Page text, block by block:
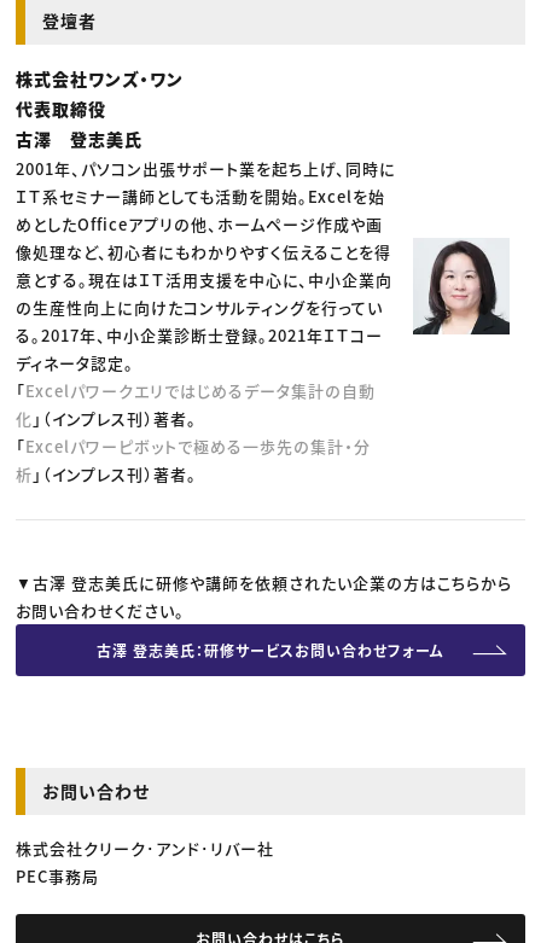
登壇者
株式会社ワンズ・ワン
代表取締役
古澤 登志美氏
2001年、パソコン出張サポート業を起ち上げ、同時に
ＩＴ系セミナー講師としても活動を開始。Excelを始
めとしたOfficeアプリの他、ホームページ作成や画
像処理など、初心者にもわかりやすく伝えることを得
意とする。現在はＩＴ活用支援を中心に、中小企業向
の生産性向上に向けたコンサルティングを行ってい
る。2017年、中小企業診断士登録。2021年ＩＴコー
ディネータ認定。
「Excelパワークエリではじめるデータ集計の自動
化 」（インプレス刊）著者。
「Excelパワーピボットで極める一歩先の集計・分
析 」（インプレス刊）著者。
▼古澤 登志美氏に研修や講師を依頼されたい企業の方はこちらから
お問い合わせください。
古澤 登志美氏：研修サービスお問い合わせフォーム
お問い合わせ
株式会社クリーク･アンド･リバー社
PEC事務局